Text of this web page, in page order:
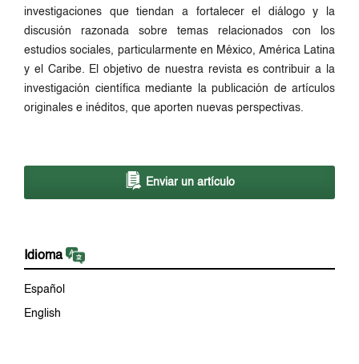
investigaciones que tiendan a fortalecer el diálogo y la
discusión razonada sobre temas relacionados con los
estudios sociales, particularmente en México, América Latina
y el Caribe. El objetivo de nuestra revista es contribuir a la
investigación científica mediante la publicación de artículos
originales e inéditos, que aporten nuevas perspectivas.
Enviar un artículo
Idioma
Español
English